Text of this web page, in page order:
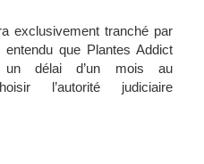
exclusivement tranché par
entendu que Plantes Addict
un délai d’un mois au
l’autorité judiciaire